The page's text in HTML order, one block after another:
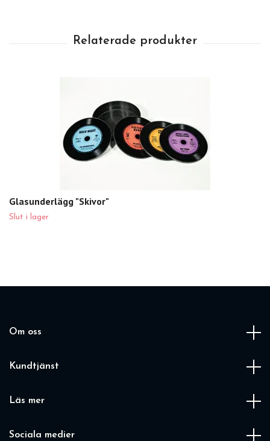
Glasunderlägg "Skivor"
Slut i lager
Om oss
Kundtjänst
Läs mer
Sociala medier